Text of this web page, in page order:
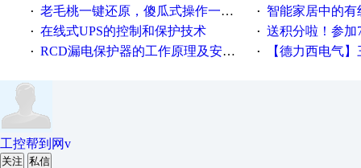
· 老毛桃一键还原，傻瓜式操作一键轻松备份还原；程序为向导式安装，一键即可实现自动备份或还原系统。 · 智能家居中的有
· 在线式UPS的控制和保护技术 · 送积分啦！参加7月6日
· RCD漏电保护器的工作原理及安装要点 · 【德力西电气】三
工控帮到网v
关注 私信